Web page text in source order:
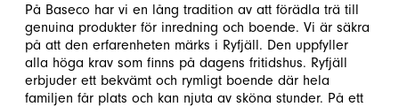
På Baseco har vi en lång tradition av att förädla trä till
genuina produkter för inredning och boende. Vi är säkra
på att den erfarenheten märks i Ryfjäll. Den uppfyller
alla höga krav som finns på dagens fritidshus. Ryfjäll
erbjuder ett bekvämt och rymligt boende där hela
familjen får plats och kan njuta av sköna stunder. På ett